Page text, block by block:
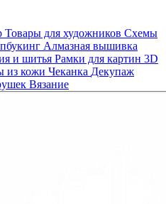
Товары для художников Схемы
Алмазная вышивка
и шитья Рамки для картин 3D
из кожи Чеканка Декупаж
Вязание